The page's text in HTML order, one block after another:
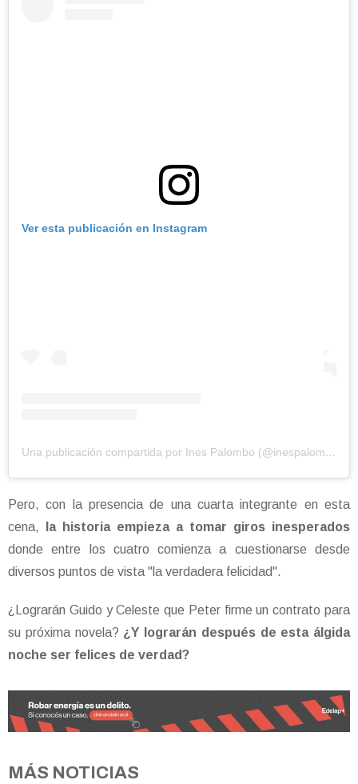
Ver esta publicación en Instagram
Una publicación compartida por Ines Palombo (@inespalomboo)
Pero, con la presencia de una cuarta integrante en esta
cena,
la historia empieza a tomar giros inesperados
donde entre los cuatro comienza a cuestionarse desde
diversos puntos de vista "la verdadera felicidad".
¿Lograrán Guido y Celeste que Peter firme un contrato para
su próxima novela? ¿Y lograrán después de esta álgida
noche ser felices de verdad?
MÁS NOTICIAS